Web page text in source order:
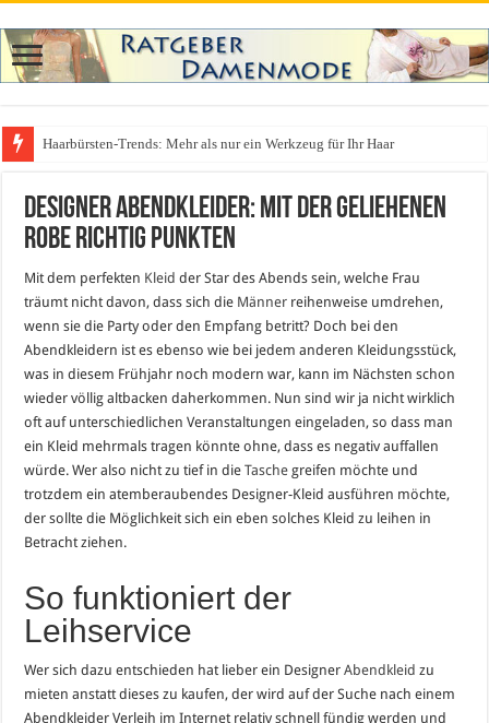
Haarbürsten-Trends: Mehr als nur ein Werkzeug für Ihr Haar
Designer Abendkleider: Mit der geliehenen
Robe richtig punkten
Mit dem perfekten Kleid der Star des Abends sein, welche Frau
träumt nicht davon, dass sich die Männer reihenweise umdrehen,
wenn sie die Party oder den Empfang betritt? Doch bei den
Abendkleidern ist es ebenso wie bei jedem anderen Kleidungsstück,
was in diesem Frühjahr noch modern war, kann im Nächsten schon
wieder völlig altbacken daherkommen. Nun sind wir ja nicht wirklich
oft auf unterschiedlichen Veranstaltungen eingeladen, so dass man
ein Kleid mehrmals tragen könnte ohne, dass es negativ auffallen
würde. Wer also nicht zu tief in dieTasche greifen möchte und
trotzdem ein atemberaubendes Designer-Kleid ausführen möchte,
der sollte die Möglichkeit sich ein eben solches Kleid zu leihen in
Betracht ziehen.
So funktioniert der
Leihservice
Wer sich dazu entschieden hat lieber ein DesignerAbendkleid zu
mieten anstatt dieses zu kaufen, der wird auf der Suche nach einem
Abendkleider Verleih im Internet relativ schnell fündig werden und